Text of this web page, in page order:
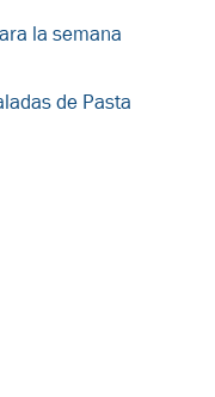
la semana
de Pasta